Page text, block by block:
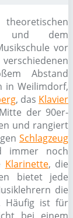
und dem
vor
Abstand
in Weilimdorf,
, das Klavier
der 90er-
und rangiert
Schlagzeug
immer noch
Klarinette, die
bietet jede
die
Häufig ist für